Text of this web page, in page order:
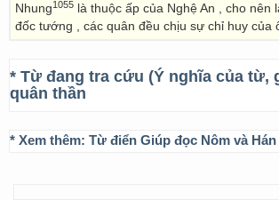
Nhung1055 là thuộc ấp của Nghệ An , cho nên
đốc tướng , các quân đều chịu sự chỉ huy của
* Từ đang tra cứu (Ý nghĩa của từ,
quân thần
* Xem thêm: Từ điển Giúp đọc Nôm và Hán